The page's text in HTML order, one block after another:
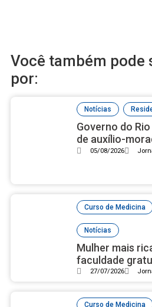
Você também pode
por:
Notícias ,
Governo do
de auxílio-
setembro
05/08/2026
Curso de Medicina
Notícias
Mulher mais
faculdade
com campus
27/07/2026
Curso de Medicina